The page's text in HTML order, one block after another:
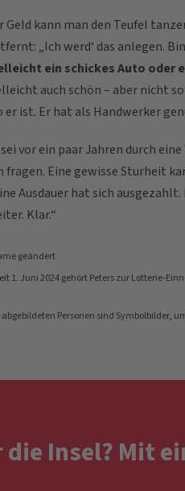
Geld kann man den Teufel
„Ich werd‘ das anlegen.
ein schickes Auto oder
auch schön – aber nicht
er ist. Er hat als Handwerker
sei vor ein paar Jahren durch
fragen. Eine gewisse Sturheit
Ausdauer hat sich
Klar.“
geändert
1. Juni 2024 gehört Peters zur Lotterie-
abgebildeten Personen sind Symbolbilder,
Insel? Mit